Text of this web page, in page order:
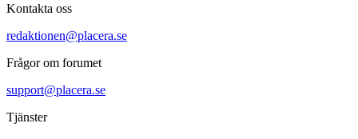
Kontakta oss
redaktionen@placera.se
Frågor om forumet
support@placera.se
Tjänster